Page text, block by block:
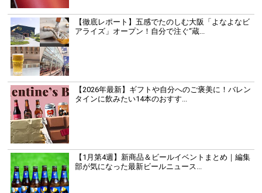
【徹底レポート】五感でたのしむ大阪「よなよなビ
アライズ」オープン！自分で注ぐ“蔵...
【2026年最新】ギフトや自分へのご褒美に！バレン
タインに飲みたい14本のおすす...
【1月第4週】新商品＆ビールイベントまとめ｜編集
部が気になった最新ビールニュース...